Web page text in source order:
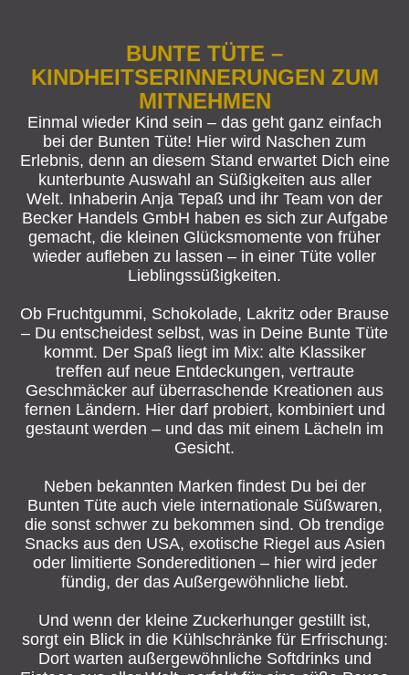
BUNTE TÜTE –
KINDHEITSERINNERUNGEN ZUM
MITNEHMEN
Einmal wieder Kind sein – das geht ganz einfach
bei der Bunten Tüte! Hier wird Naschen zum
Erlebnis, denn an diesem Stand erwartet Dich eine
kunterbunte Auswahl an Süßigkeiten aus aller
Welt. Inhaberin Anja Tepaß und ihr Team von der
Becker Handels GmbH haben es sich zur Aufgabe
gemacht, die kleinen Glücksmomente von früher
wieder aufleben zu lassen – in einer Tüte voller
Lieblingssüßigkeiten.
Ob Fruchtgummi, Schokolade, Lakritz oder Brause
– Du entscheidest selbst, was in Deine Bunte Tüte
kommt. Der Spaß liegt im Mix: alte Klassiker
treffen auf neue Entdeckungen, vertraute
Geschmäcker auf überraschende Kreationen aus
fernen Ländern. Hier darf probiert, kombiniert und
gestaunt werden – und das mit einem Lächeln im
Gesicht.
Neben bekannten Marken findest Du bei der
Bunten Tüte auch viele internationale Süßwaren,
die sonst schwer zu bekommen sind. Ob trendige
Snacks aus den USA, exotische Riegel aus Asien
oder limitierte Sondereditionen – hier wird jeder
fündig, der das Außergewöhnliche liebt.
Und wenn der kleine Zuckerhunger gestillt ist,
sorgt ein Blick in die Kühlschränke für Erfrischung:
Dort warten außergewöhnliche Softdrinks und